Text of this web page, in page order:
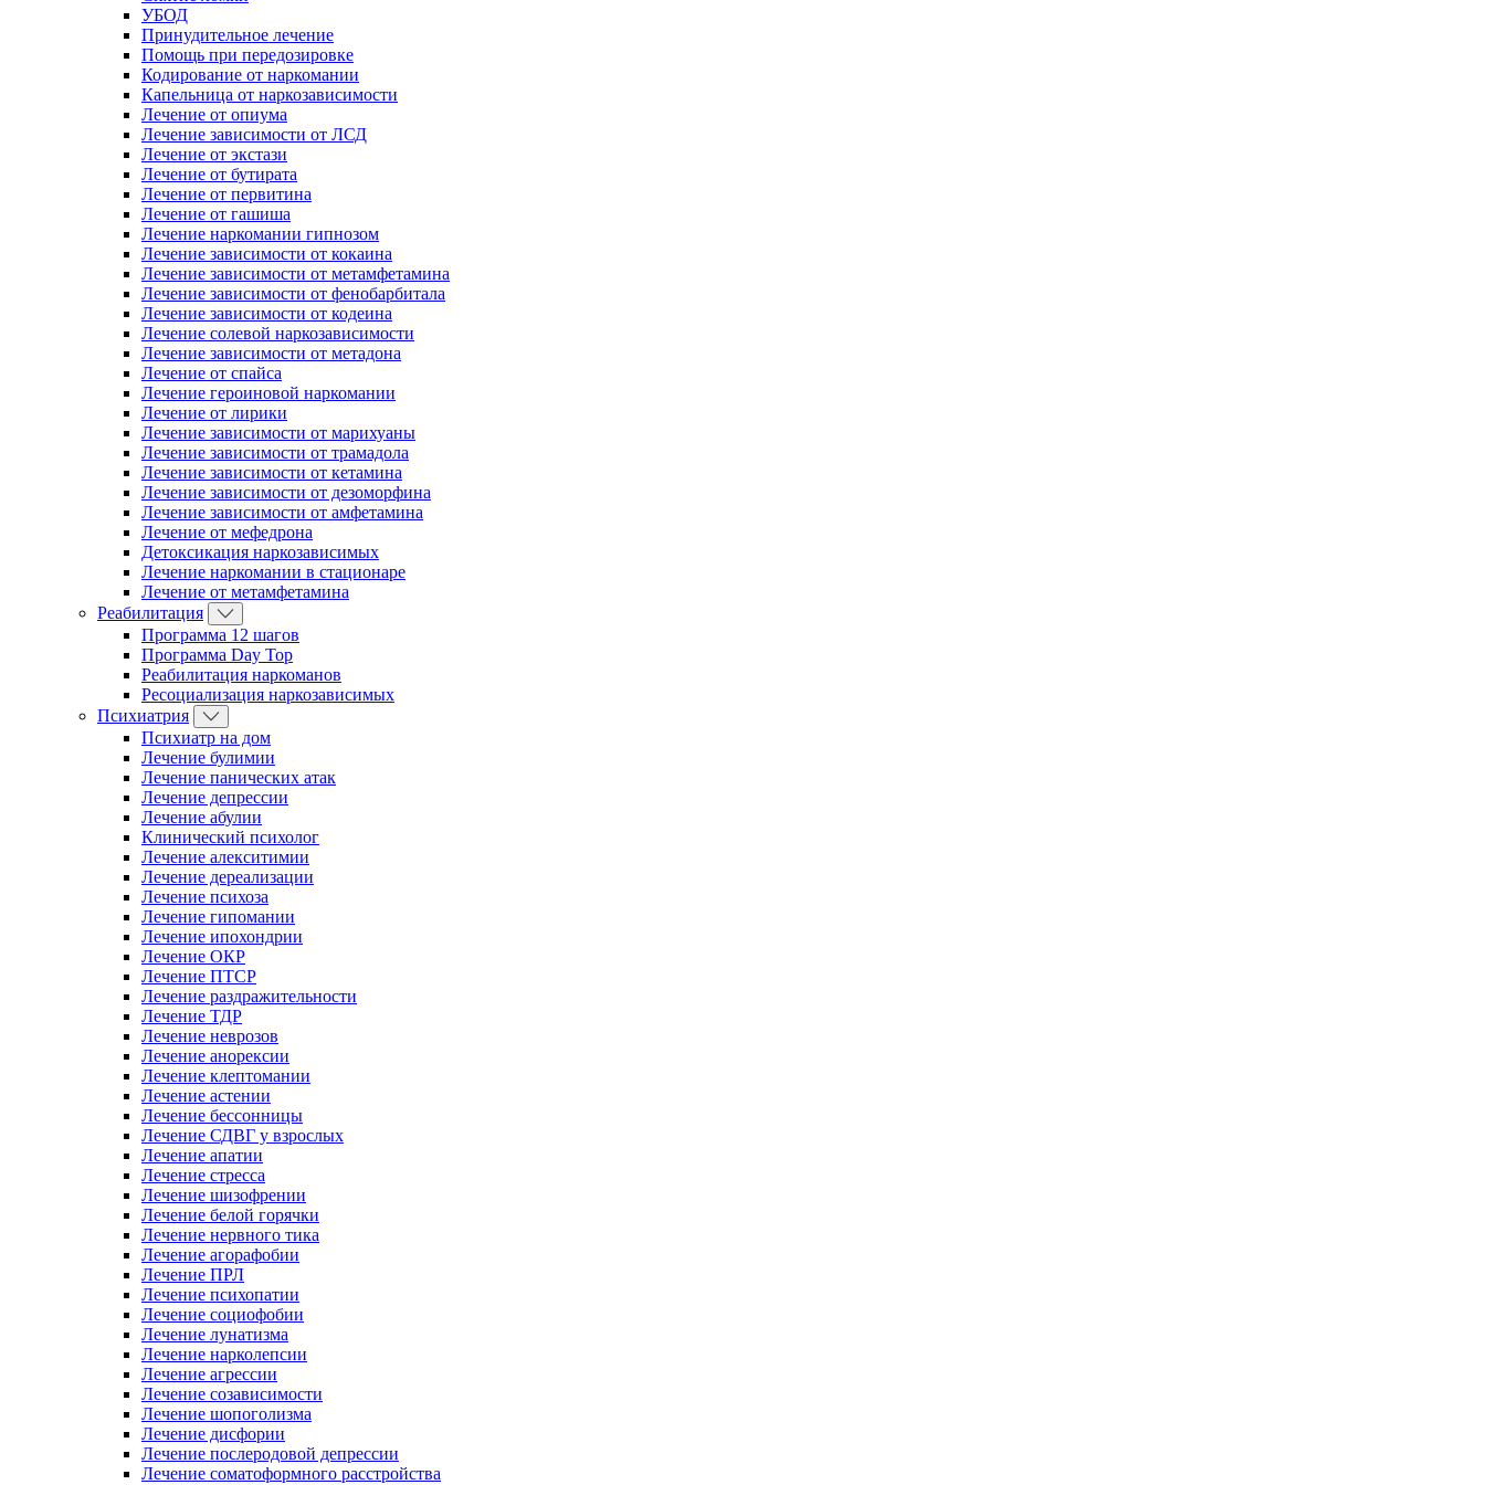
УБОД
Принудительное лечение
Помощь при передозировке
Кодирование от наркомании
Капельница от наркозависимости
Лечение от опиума
Лечение зависимости от ЛСД
Лечение от экстази
Лечение от бутирата
Лечение от первитина
Лечение от гашиша
Лечение наркомании гипнозом
Лечение зависимости от кокаина
Лечение зависимости от метамфетамина
Лечение зависимости от фенобарбитала
Лечение зависимости от кодеина
Лечение солевой наркозависимости
Лечение зависимости от метадона
Лечение от спайса
Лечение героиновой наркомании
Лечение от лирики
Лечение зависимости от марихуаны
Лечение зависимости от трамадола
Лечение зависимости от кетамина
Лечение зависимости от дезоморфина
Лечение зависимости от амфетамина
Лечение от мефедрона
Детоксикация наркозависимых
Лечение наркомании в стационаре
Лечение от метамфетамина
Реабилитация
Программа 12 шагов
Программа Day Top
Реабилитация наркоманов
Ресоциализация наркозависимых
Психиатрия
Психиатр на дом
Лечение булимии
Лечение панических атак
Лечение депрессии
Лечение абулии
Клинический психолог
Лечение алекситимии
Лечение дереализации
Лечение психоза
Лечение гипомании
Лечение ипохондрии
Лечение ОКР
Лечение ПТСР
Лечение раздражительности
Лечение ТДР
Лечение неврозов
Лечение анорексии
Лечение клептомании
Лечение астении
Лечение бессонницы
Лечение СДВГ у взрослых
Лечение апатии
Лечение стресса
Лечение шизофрении
Лечение белой горячки
Лечение нервного тика
Лечение агорафобии
Лечение ПРЛ
Лечение психопатии
Лечение социофобии
Лечение лунатизма
Лечение нарколепсии
Лечение агрессии
Лечение созависимости
Лечение шопоголизма
Лечение дисфории
Лечение послеродовой депрессии
Лечение соматоформного расстройства